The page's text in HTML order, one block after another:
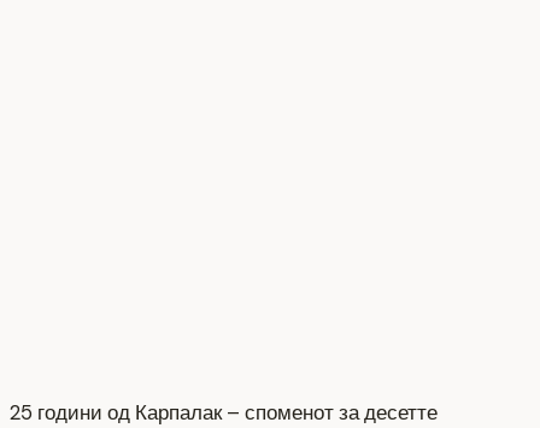
25 години од Карпалак – споменот за десетте